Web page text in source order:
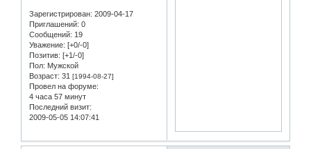
Зарегистрирован: 2009-04-17
Приглашений: 0
Сообщений: 19
Уважение: [+0/-0]
Позитив: [+1/-0]
Пол: Мужской
Возраст: 31 [1994-08-27]
Провел на форуме:
4 часа 57 минут
Последний визит:
2009-05-05 14:07:41